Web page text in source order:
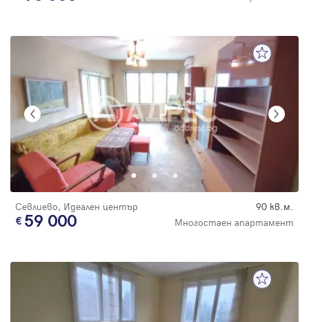
Севлиево, Идеален център 90 кв.м.
59 000 Многостаен апартамент